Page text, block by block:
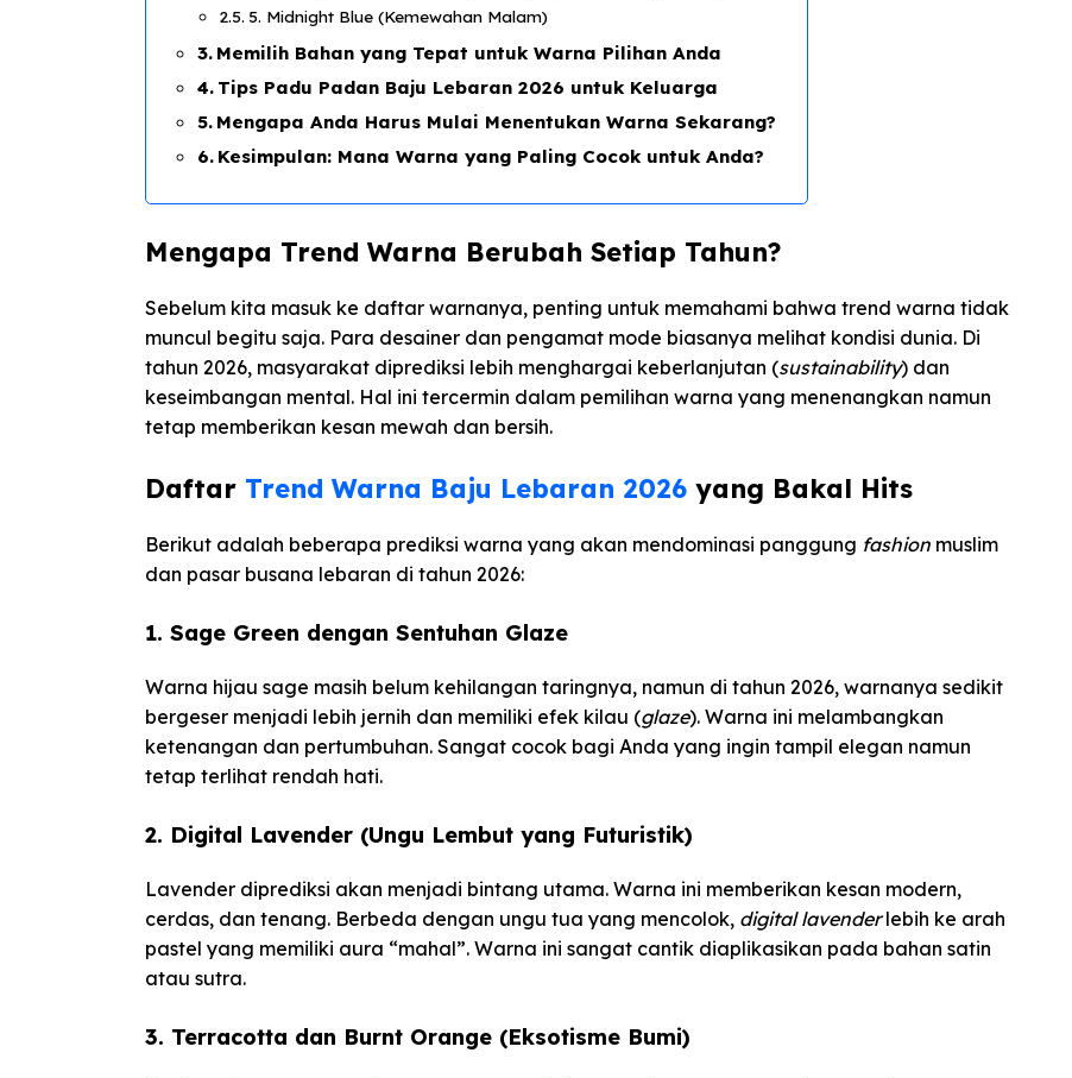
5. Midnight Blue (Kemewahan Malam)
Memilih Bahan yang Tepat untuk Warna Pilihan Anda
Tips Padu Padan Baju Lebaran 2026 untuk Keluarga
Mengapa Anda Harus Mulai Menentukan Warna Sekarang?
Kesimpulan: Mana Warna yang Paling Cocok untuk Anda?
Mengapa Trend Warna Berubah Setiap Tahun?
Sebelum kita masuk ke daftar warnanya, penting untuk memahami bahwa trend warna tidak
muncul begitu saja. Para desainer dan pengamat mode biasanya melihat kondisi dunia. Di
tahun 2026, masyarakat diprediksi lebih menghargai keberlanjutan (sustainability) dan
keseimbangan mental. Hal ini tercermin dalam pemilihan warna yang menenangkan namun
tetap memberikan kesan mewah dan bersih.
Daftar Trend Warna Baju Lebaran 2026 yang Bakal Hits
Berikut adalah beberapa prediksi warna yang akan mendominasi panggung fashion muslim
dan pasar busana lebaran di tahun 2026:
1. Sage Green dengan Sentuhan Glaze
Warna hijau sage masih belum kehilangan taringnya, namun di tahun 2026, warnanya sedikit
bergeser menjadi lebih jernih dan memiliki efek kilau (glaze). Warna ini melambangkan
ketenangan dan pertumbuhan. Sangat cocok bagi Anda yang ingin tampil elegan namun
tetap terlihat rendah hati.
2. Digital Lavender (Ungu Lembut yang Futuristik)
Lavender diprediksi akan menjadi bintang utama. Warna ini memberikan kesan modern,
cerdas, dan tenang. Berbeda dengan ungu tua yang mencolok, digital lavenderlebih ke arah
pastel yang memiliki aura “mahal”. Warna ini sangat cantik diaplikasikan pada bahan satin
atau sutra.
3. Terracotta dan Burnt Orange (Eksotisme Bumi)